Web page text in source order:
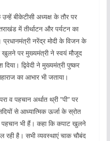
बीकेटीसी अध्यक्ष के तौर पर
में तीर्थाटन और पर्यटन का
नरेंद्र मोदी के विजन के
खुलने पर मुख्यमंत्री ने स्वयं मौजूद
द्विवेदी ने मुख्यमंत्री पुष्कर
का आभार भी जताया।
व पहचान अर्थात थ्री “पी“ पर
से आध्यात्मिक ऊर्जा के स्रोत
भी हैं। कहा कि कपाट खुलने
रही है। सभी व्यवस्थाएं चाक चौबंद